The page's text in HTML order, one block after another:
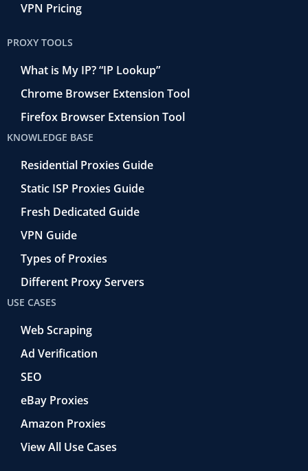
VPN Pricing
PROXY TOOLS
What is My IP? “IP Lookup”
Chrome Browser Extension Tool
Firefox Browser Extension Tool
KNOWLEDGE BASE
Residential Proxies Guide
Static ISP Proxies Guide
Fresh Dedicated Guide
VPN Guide
Types of Proxies
Different Proxy Servers
USE CASES
Web Scraping
Ad Verification
SEO
eBay Proxies
Amazon Proxies
View All Use Cases